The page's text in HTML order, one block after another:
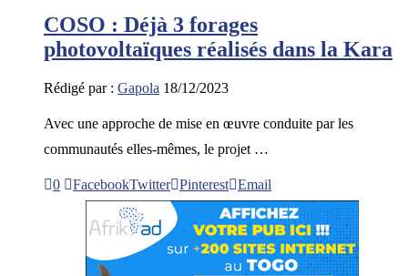
COSO : Déjà 3 forages
photovoltaïques réalisés dans la Kara
Rédigé par : Gapola 18/12/2023
Avec une approche de mise en œuvre conduite par les
communautés elles-mêmes, le projet …
0 FacebookTwitter Pinterest Email